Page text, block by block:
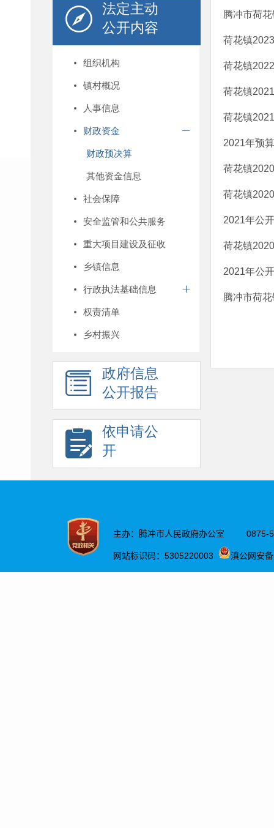
法定主动
公开内容
组织机构
镇村概况
人事信息
财政资金
财政预决算
其他资金信息
社会保障
安全监管和公共服务
重大项目建设及征收
乡镇信息
行政执法基础信息
权责清单
乡村振兴
政府信息
公开报告
依申请公
开
腾冲市荷
荷花镇
荷花镇
荷花镇
荷花镇
2021年预
荷花镇
荷花镇
2021年公
荷花镇
2021年公
腾冲市荷